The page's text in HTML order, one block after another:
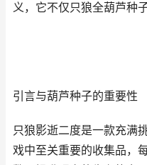
义，它不仅只狼全葫芦种
引言与葫芦种子的重要性
只狼影逝二度是一款充满
戏中至关重要的收集品，